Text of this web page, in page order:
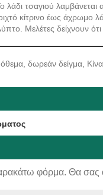
τσαγιού
κίτρινο έως άχρωμο
Μελέτες δείχνουν ότι
δωρεάν δείγμα,
φόρμα. Θα